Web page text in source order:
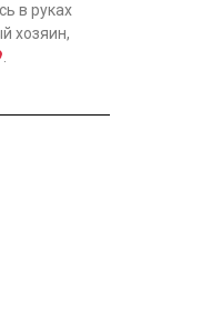
в руках
хозяин,